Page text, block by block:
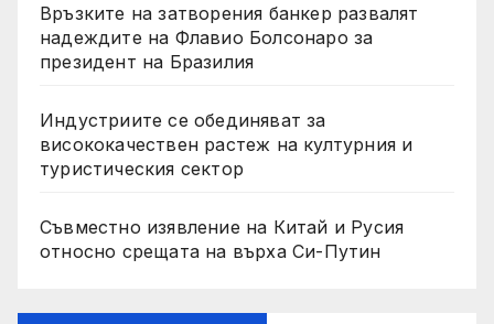
Връзките на затворения банкер развалят
надеждите на Флавио Болсонаро за
президент на Бразилия
Индустриите се обединяват за
висококачествен растеж на културния и
туристическия сектор
Съвместно изявление на Китай и Русия
относно срещата на върха Си-Путин